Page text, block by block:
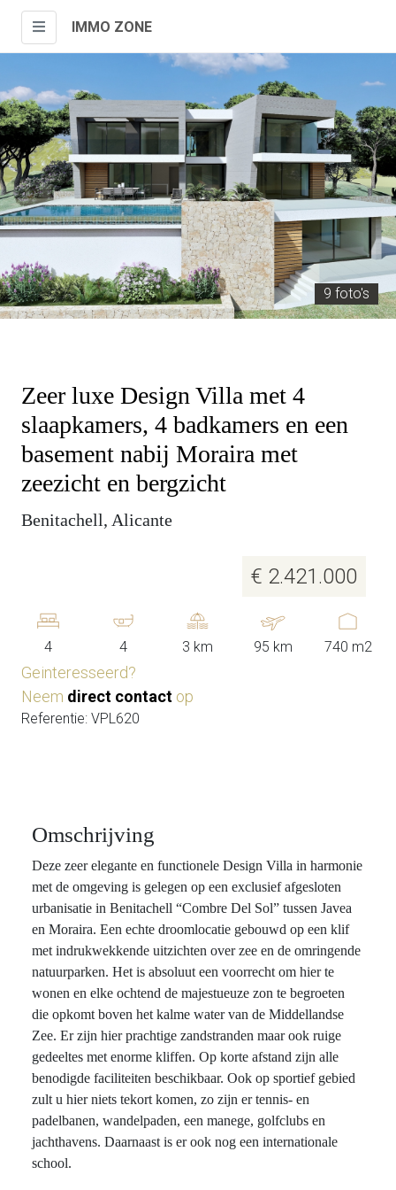
IMMO ZONE
9 foto's
Zeer luxe Design Villa met 4
slaapkamers, 4 badkamers en een
basement nabij Moraira met
zeezicht en bergzicht
Benitachell, Alicante
€ 2.421.000
4 4 3 km 95 km 740 m2
Geinteresseerd?
Neem direct contact op
Referentie: VPL620
Omschrijving
Deze zeer elegante en functionele Design Villa in harmonie
met de omgeving is gelegen op een exclusief afgesloten
urbanisatie in Benitachell “Combre Del Sol” tussen Javea
en Moraira. Een echte droomlocatie gebouwd op een klif
met indrukwekkende uitzichten over zee en de omringende
natuurparken. Het is absoluut een voorrecht om hier te
wonen en elke ochtend de majestueuze zon te begroeten
die opkomt boven het kalme water van de Middellandse
Zee. Er zijn hier prachtige zandstranden maar ook ruige
gedeeltes met enorme kliffen. Op korte afstand zijn alle
benodigde faciliteiten beschikbaar. Ook op sportief gebied
zult u hier niets tekort komen, zo zijn er tennis- en
padelbanen, wandelpaden, een manege, golfclubs en
jachthavens. Daarnaast is er ook nog een internationale
school.